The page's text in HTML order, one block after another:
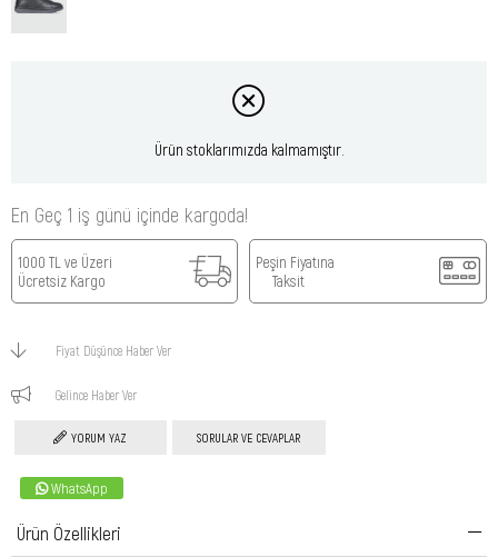
Ürün stoklarımızda kalmamıştır.
En Geç 1 iş günü içinde kargoda!
1000 TL ve Üzeri
Ücretsiz Kargo
Peşin Fiyatına
Taksit
Fiyat Düşünce Haber Ver
Gelince Haber Ver
YORUM YAZ SORULAR VE CEVAPLAR
WhatsApp
Ürün Özellikleri